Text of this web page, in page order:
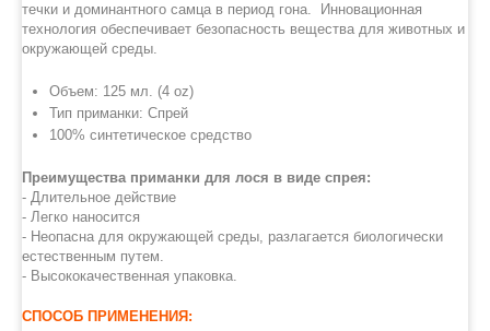
течки и доминантного самца в период гона.
Инновационная
технология обеспечивает безопасность вещества для животных и
окружающей среды.
Объем: 125 мл. (4 oz)
Тип приманки: Cпрей
100% синтетическое средство
Преимущества приманки для лося в виде спрея:
- Длительное действие
- Легко наносится
- Неопасна для окружающей среды, разлагается биологически
естественным путем.
- Высококачественная упаковка.
СПОСОБ ПРИМЕНЕНИЯ: